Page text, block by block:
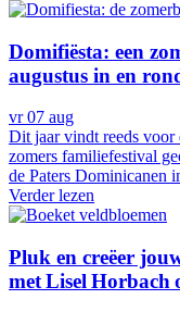
Domifiësta: een
augustus in en
vr 07 aug
Dit jaar vindt reeds voor
zomers familiefestival
de Paters Dominicanen
Verder lezen
Pluk en creëer
met Lisel Horbach